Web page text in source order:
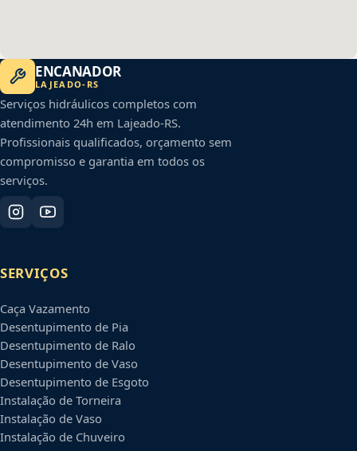
ENCANADOR
LAJEADO- RS
Serviços hidráulicos completos com
atendimento 24h em Lajeado-RS.
Profissionais qualificados, orçamento sem
compromisso e garantia em todos os
serviços.
SERVIÇOS
Caça Vazamento
Desentupimento de Pia
Desentupimento de Ralo
Desentupimento de Vaso
Desentupimento de Esgoto
Instalação de Torneira
Instalação de Vaso
Instalação de Chuveiro